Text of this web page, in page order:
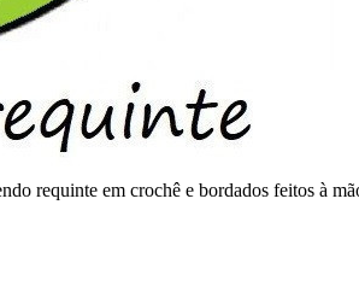
requinte em crochê e bordados feitos à